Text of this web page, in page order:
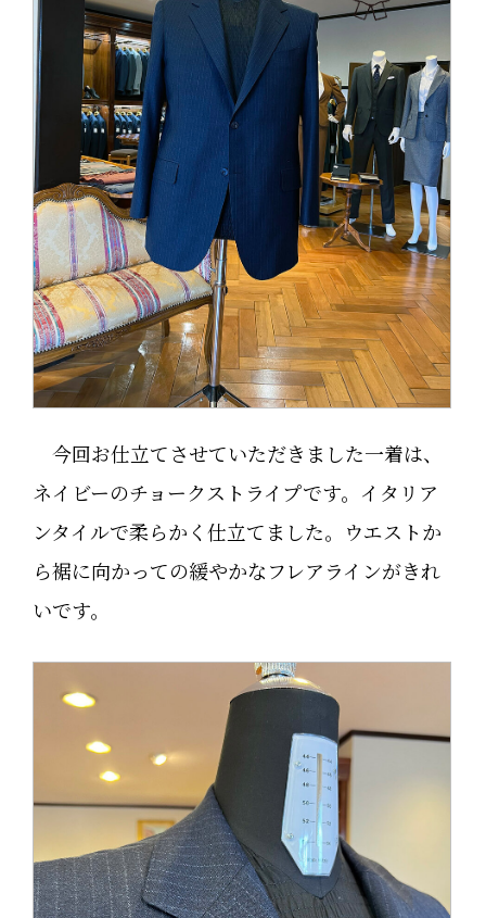
今回お仕立てさせていただきました一着は、
ネイビーのチョークストライプです。イタリア
ンタイルで柔らかく仕立てました。ウエストか
ら裾に向かっての緩やかなフレアラインがきれ
いです。